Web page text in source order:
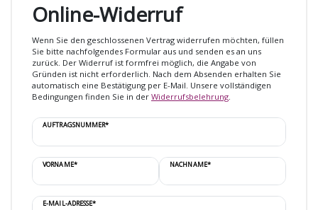
Online-Widerruf
Wenn Sie den geschlossenen Vertrag widerrufen möchten, füllen
Sie bitte nachfolgendes Formular aus und senden es an uns
zurück. Der Widerruf ist formfrei möglich, die Angabe von
Gründen ist nicht erforderlich. Nach dem Absenden erhalten Sie
automatisch eine Bestätigung per E-Mail. Unsere vollständigen
Bedingungen finden Sie in der Widerrufsbelehrung.
AUFTRAGSNUMMER*
VORNAME* NACHNAME*
E-MAIL-ADRESSE*